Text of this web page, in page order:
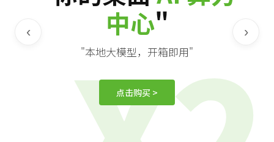
中心"
"本地大模型，开箱即用"
点击购买 >
‹ ›